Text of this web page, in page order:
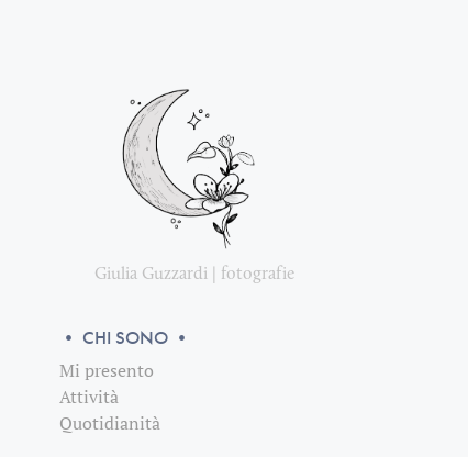
Giulia Guzzardi | fotografie
• CHI SONO •
Mi presento
Attività
Quotidianità